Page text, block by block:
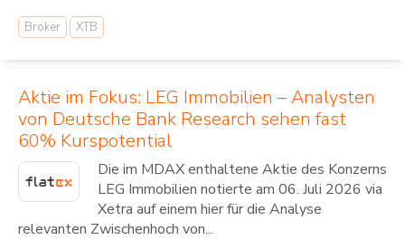
Broker XTB
Aktie im Fokus: LEG Immobilien – Analysten
von Deutsche Bank Research sehen fast
60% Kurspotential
Die im MDAX enthaltene Aktie des Konzerns
LEG Immobilien notierte am 06. Juli 2026 via
Xetra auf einem hier für die Analyse
relevanten Zwischenhoch von...